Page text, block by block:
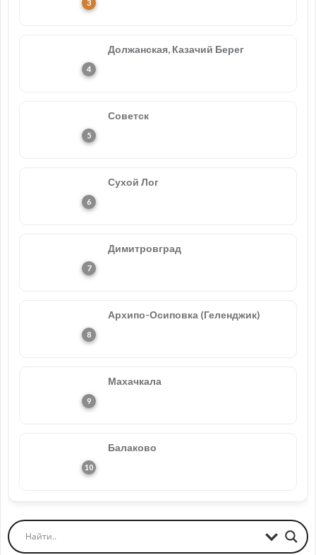
Должанская, Казачий Берег
Советск
Сухой Лог
Димитровград
Архипо-Осиповка (Геленджик)
Махачкала
Балаково